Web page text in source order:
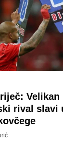
Velikan
rival slavi